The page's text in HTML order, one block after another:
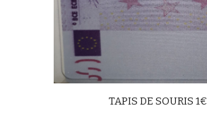
TAPIS DE SOURIS 1€